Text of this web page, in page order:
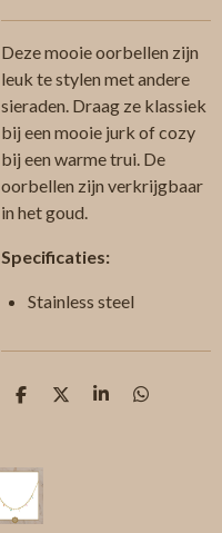
Deze mooie oorbellen zijn
leuk te stylen met andere
sieraden. Draag ze klassiek
bij een mooie jurk of cozy
bij een warme trui. De
oorbellen zijn verkrijgbaar
in het goud.
Specificaties:
Stainless steel
D
n
D
S
D